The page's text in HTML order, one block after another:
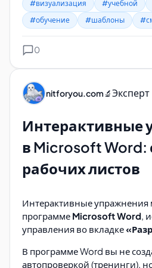
#визуализация
#учебной
#обучение
#шаблоны
0
nitforyou.com🔬Эксперт
Интерактивные
в Microsoft Word:
рабочих листов
Интерактивные упражнения
программе Microsoft Word,
управления во вкладке
В программе Word вы не
автопроверкой (тренинги),